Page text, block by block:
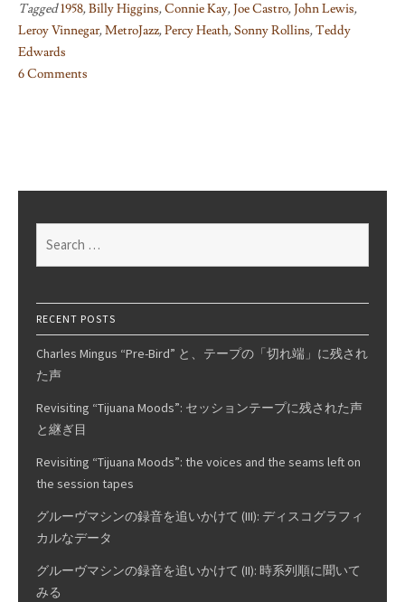
Tagged1958,Billy Higgins,Connie Kay,Joe Castro,John Lewis,
Leroy Vinnegar,MetroJazz,Percy Heath,Sonny Rollins,Teddy
Edwards
6 Comments
for:
RECENT POSTS
Charles Mingus “Pre-Bird” と、テープの「切れ端」に残され
た声
Revisiting “Tijuana Moods”: セッションテープに残された声
と継ぎ目
Revisiting “Tijuana Moods”: the voices and the seams left on
the session tapes
グルーヴマシンの録音を追いかけて (III): ディスコグラフィ
カルなデータ
グルーヴマシンの録音を追いかけて (II): 時系列順に聞いて
みる